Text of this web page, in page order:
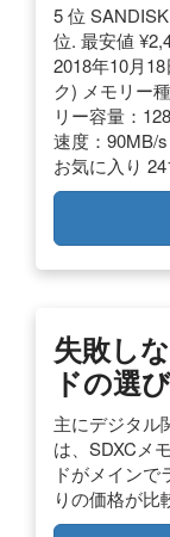
5 位
位. 最安値
2018年10月
ク) メモリー
リー容量：
速度：90MB/
お気に入り
失敗し
ドの選
主にデジタル
は、SDXCメ
ドがメイン
りの価格が比